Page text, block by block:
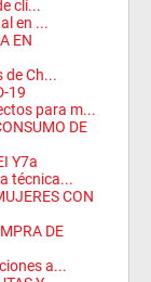
clí...
en ...
EN
Ch...
19
para m...
DE
Y7a
técnica...
CON
DE
a...